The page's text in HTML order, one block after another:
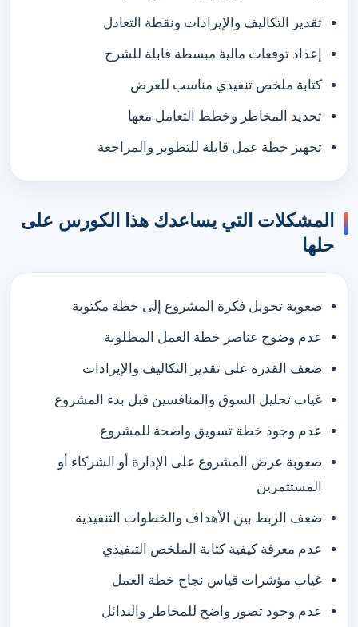
تقدير التكاليف والإيرادات ونقطة التعادل
إعداد توقعات مالية مبسطة قابلة للشرح
كتابة ملخص تنفيذي مناسب للعرض
تحديد المخاطر وخطط التعامل معها
تجهيز خطة عمل قابلة للتطوير والمراجعة
المشكلات التي يساعدك هذا الكورس على
حلها
صعوبة تحويل فكرة المشروع إلى خطة مكتوبة
عدم وضوح عناصر خطة العمل المطلوبة
ضعف القدرة على تقدير التكاليف والإيرادات
غياب تحليل السوق والمنافسين قبل بدء المشروع
عدم وجود خطة تسويق واضحة للمشروع
صعوبة عرض المشروع على الإدارة أو الشركاء أو
المستثمرين
ضعف الربط بين الأهداف والخطوات التنفيذية
عدم معرفة كيفية كتابة الملخص التنفيذي
غياب مؤشرات قياس نجاح خطة العمل
عدم وجود تصور واضح للمخاطر والبدائل